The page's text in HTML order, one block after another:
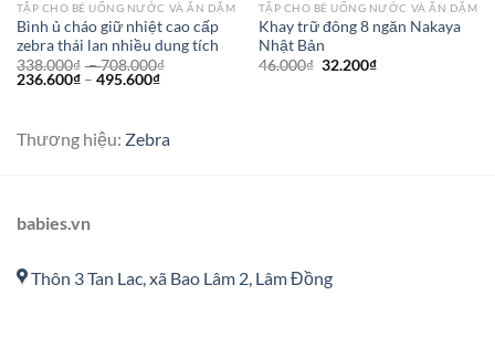
TẬP CHO BÉ UỐNG NƯỚC VÀ ĂN DẶM
Bình ủ cháo giữ nhiệt cao cấp
zebra thái lan nhiều dung tích
338.000₫ –708.000₫
236.600₫– 495.600₫
Thương hiệu: Zebra
TẬP CHO BÉ UỐNG NƯỚC VÀ ĂN DẶM
Khay trữ đông 8 ngăn Nakaya
Nhật Bản
46.000₫ 32.200₫
babies.vn
Thôn 3 Tan Lac, xã Bao Lâm 2, Lâm Đồng